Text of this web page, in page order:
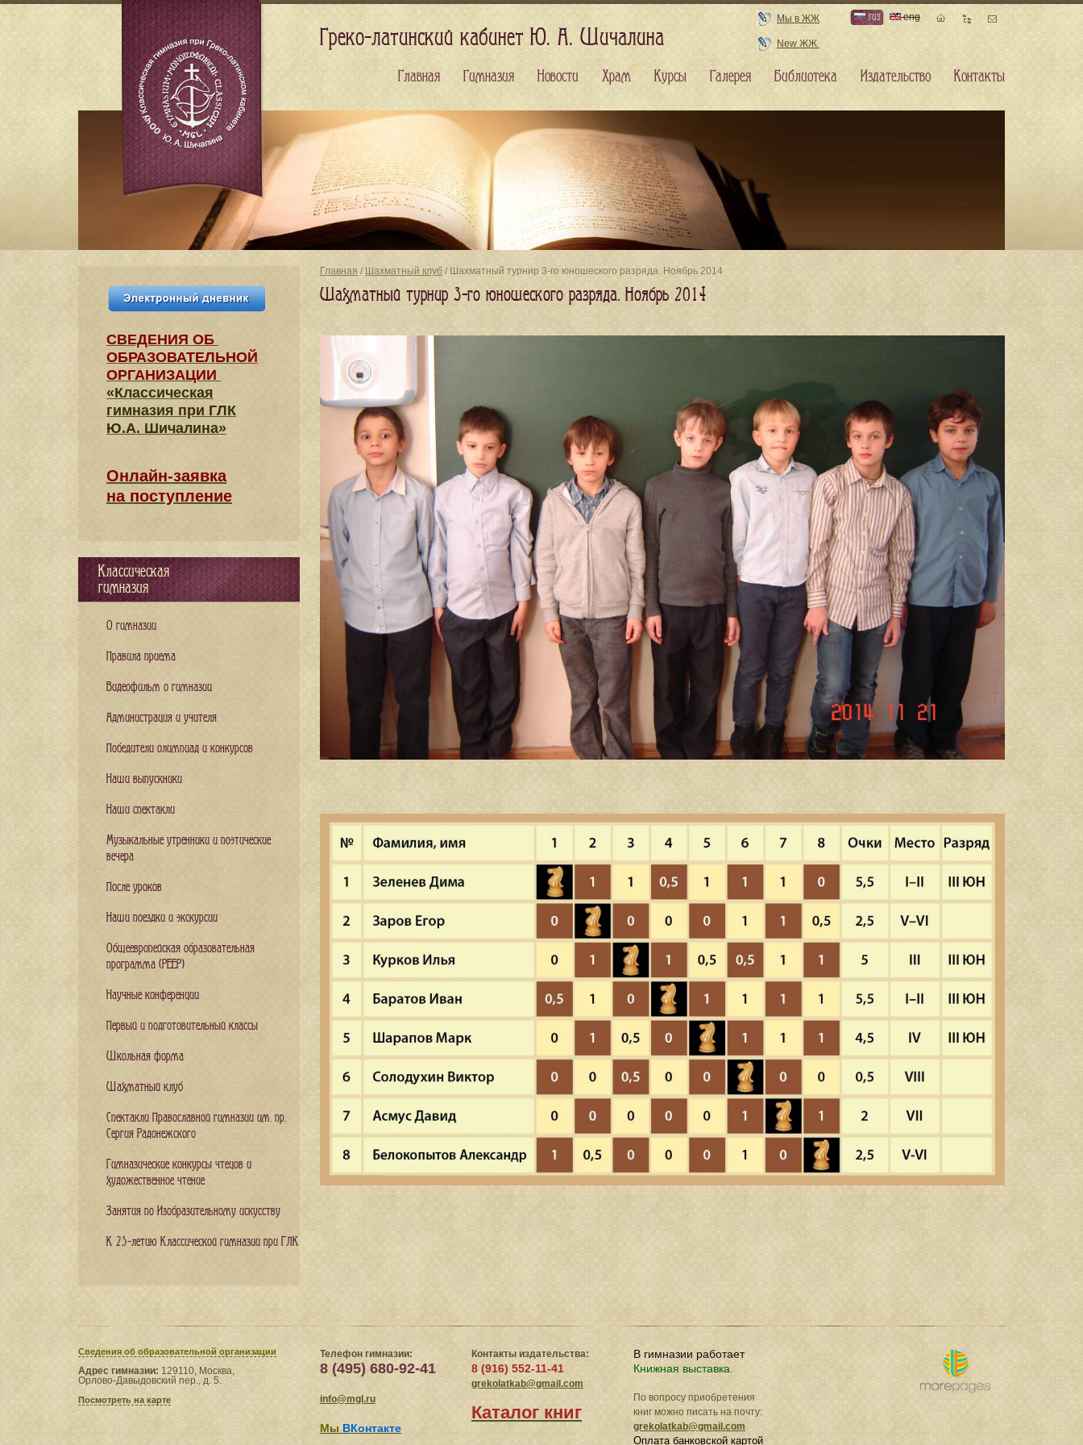
Главная / Шахматный клуб / Шахматный турнир 3-го юношеского разряда. Ноябрь 2014
Шахматный турнир 3-го юношеского разряда. Ноябрь 2014
СВЕДЕНИЯ​ ОБ
ОБРАЗОВАТЕЛЬНОЙ
ОРГАНИЗАЦИИ
«Классическая
гимназия при ГЛК
Ю.А. Шичалина»
Онлайн-заявка
на поступление
Классическая
гимназия
О гимназии
Правила приема
Видеофильм о гимназии
Администрация и учителя
Победители олимпиад и конкурсов
Наши выпускники
Наши спектакли
Музыкальные утренники и поэтические
вечера
После уроков
Наши поездки и экскурсии
Общеевропейская образовательная
программа (PEEP)
Научные конференции
Первый и подготовительный классы
Школьная форма
Шахматный клуб
Спектакли Православной гимназии им. пр.
Сергия Радонежского
Гимназические конкурсы чтецов и
художественное чтение
Занятия по Изобразительному искусству
К 25-летию Классической гимназии при ГЛК
Сведения​ об образовательной организации
Адрес гимназии: 129110, Москва,
Орлово-Давыдовский пер., д. 5.
Посмотреть на карте
Телефон гимназии:
8 (495) 680-92-41
info@mgl.ru
Мы ВКонтакте
Контакты издательства:
8 (916) 552-11-41
grekolatkab@gmail.com
Каталог книг
В гимназии работает
Книжная выставка.
По вопросу приобретения
книг можно писать на почту:
grekolatkab@gmail.com
Оплата банковской картой
Греко-латинский кабинет Ю. А. Шичалина
Мы в ЖЖ
New ЖЖ
rus eng
Главная Гимназия Новости Храм Курсы Галерея Библиотека Издательство Контакты